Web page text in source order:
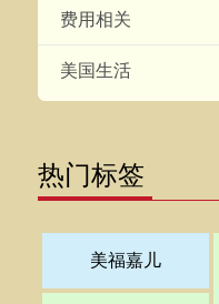
费用相关
美国生活
热门标签
美福嘉儿